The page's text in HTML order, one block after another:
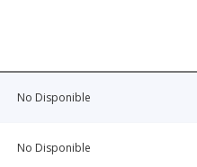
No Disponible
No Disponible